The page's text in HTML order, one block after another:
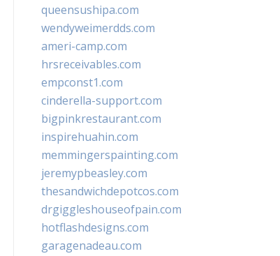
queensushipa.com
wendyweimerdds.com
ameri-camp.com
hrsreceivables.com
empconst1.com
cinderella-support.com
bigpinkrestaurant.com
inspirehuahin.com
memmingerspainting.com
jeremypbeasley.com
thesandwichdepotcos.com
drgiggleshouseofpain.com
hotflashdesigns.com
garagenadeau.com